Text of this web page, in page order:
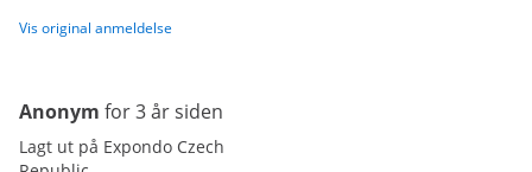
Vis original anmeldelse
Anonym for 3 år siden
Lagt ut på Expondo Czech